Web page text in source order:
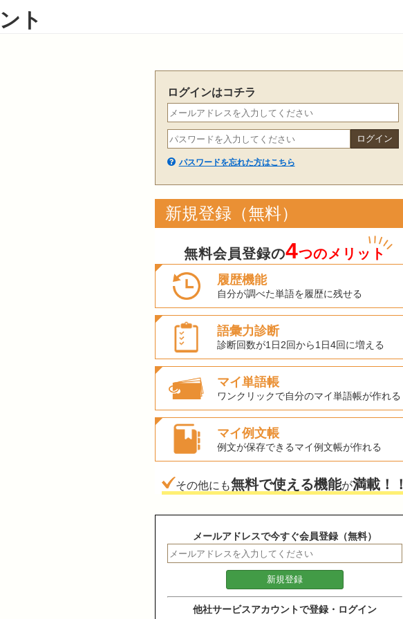
ト
ログインはコチラ
パスワードを忘れた方はこちら
新規登録（無料）
無料会員登録の4つのメリット
履歴機能
自分が調べた単語を履歴に残せる
語彙力診断
診断回数が1日2回から1日4回に増える
マイ単語帳
ワンクリックで自分のマイ単語帳が作れる
マイ例文帳
例文が保存できるマイ例文帳が作れる
その他にも無料で使える機能が満載！！
メールアドレスで今すぐ会員登録（無料）
他社サービスアカウントで登録・ログイン